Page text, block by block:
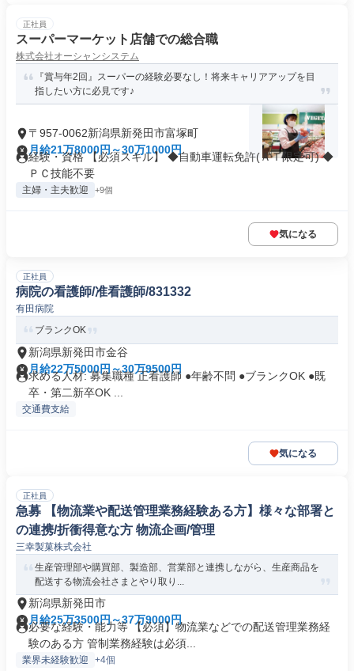
正社員
スーパーマーケット店舗での総合職
株式会社オーシャンシステム
『賞与年2回』スーパーの経験必要なし！将来キャリアアップを目
指したい方に必見です♪
〒957-0062新潟県新発田市富塚町
月給21万8000円～30万1000円
経験・資格 【必須スキル】 ◆自動車運転免許(ＡＴ限定可) ◆
ＰＣ技能不要
主婦・主夫歓迎 +9個
気になる
正社員
病院の看護師/准看護師/831332
有田病院
ブランクOK
新潟県新発田市金谷
月給22万5000円～30万9500円
求める人材: 募集職種 正看護師 ●年齢不問 ●ブランクOK ●既
卒・第二新卒OK ...
交通費支給
気になる
正社員
急募 【物流業や配送管理業務経験ある方】様々な部署と
の連携/折衝得意な方 物流企画/管理
三幸製菓株式会社
生産管理部や購買部、製造部、営業部と連携しながら、生産商品を
配送する物流会社さまとやり取り...
新潟県新発田市
月給25万3500円～37万9000円
必要な経験・能力等 【必須】物流業などでの配送管理業務経
験のある方 管制業務経験は必須...
業界未経験歓迎 +4個